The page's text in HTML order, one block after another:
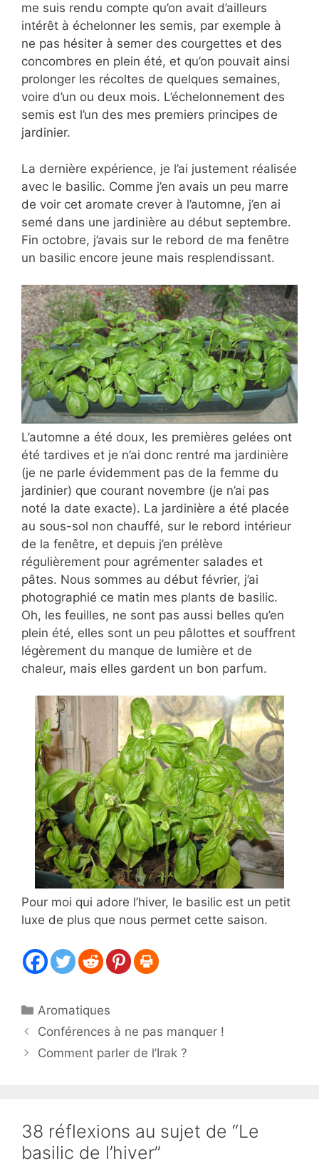
me suis rendu compte qu’on avait d’ailleurs
intérêt à échelonner les semis, par exemple à
ne pas hésiter à semer des courgettes et des
concombres en plein été, et qu’on pouvait ainsi
prolonger les récoltes de quelques semaines,
voire d’un ou deux mois. L’échelonnement des
semis est l’un des mes premiers principes de
jardinier.
La dernière expérience, je l’ai justement réalisée
avec le basilic. Comme j’en avais un peu marre
de voir cet aromate crever à l’automne, j’en ai
semé dans une jardinière au début septembre.
Fin octobre, j’avais sur le rebord de ma fenêtre
un basilic encore jeune mais resplendissant.
L’automne a été doux, les premières gelées ont
été tardives et je n’ai donc rentré ma jardinière
(je ne parle évidemment pas de la femme du
jardinier) que courant novembre (je n’ai pas
noté la date exacte). La jardinière a été placée
au sous-sol non chauffé, sur le rebord intérieur
de la fenêtre, et depuis j’en prélève
régulièrement pour agrémenter salades et
pâtes. Nous sommes au début février, j’ai
photographié ce matin mes plants de basilic.
Oh, les feuilles, ne sont pas aussi belles qu’en
plein été, elles sont un peu pâlottes et souffrent
légèrement du manque de lumière et de
chaleur, mais elles gardent un bon parfum.
Pour moi qui adore l’hiver, le basilic est un petit
luxe de plus que nous permet cette saison.
Catégories
Aromatiques
Conférences à ne pas manquer !
Comment parler de l’Irak ?
38 réflexions au sujet de “Le
basilic de l’hiver”